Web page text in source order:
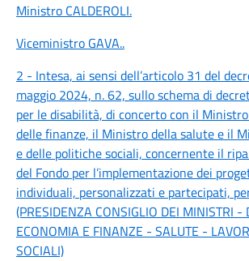
Ministro CALDEROLI.
Viceministro GAVA..
2 - Intesa, ai sensi dell’articolo 31 del
maggio 2024, n. 62, sullo schema di
per le disabilità, di concerto con il Ministro
delle finanze, il Ministro della salute e il
e delle politiche sociali, concernente il
del Fondo per l’implementazione dei
individuali, personalizzati e partecipati,
(PRESIDENZA CONSIGLIO DEI MINISTRI -
ECONOMIA E FINANZE - SALUTE -
SOCIALI)